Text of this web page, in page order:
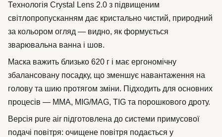
Технологія Crystal Lens 2.0 з підвищеним
світлопропусканням дає кристально чистий, природний
за кольором огляд — видно, як формується
зварювальна ванна і шов.
Маска важить близько 620 г і має ергономічну
збалансовану посадку, що зменшує навантаження на
голову та шию протягом зміни. Підходить для основних
процесів — MMA, MIG/MAG, TIG та порошкового дроту.
Версія pure air підготовлена до системи примусової
подачі повітря: очищене повітря подається у